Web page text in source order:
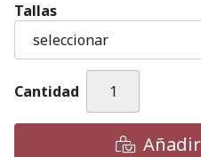
Tallas
Cantidad